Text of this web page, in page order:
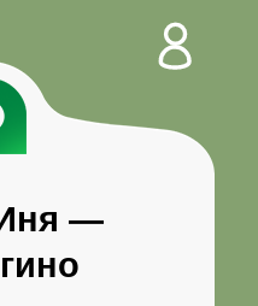
—